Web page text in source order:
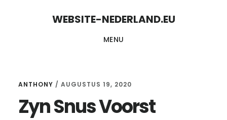
WEBSITE-NEDERLAND.EU
MENU
ANTHONY / AUGUSTUS 19, 2020
Zyn Snus Voorst